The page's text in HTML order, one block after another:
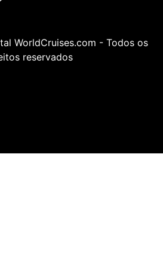
WorldCruises.com - Todos os
reservados